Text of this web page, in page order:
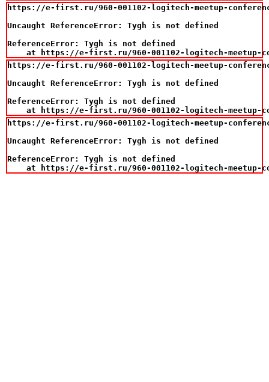
https://e-first.ru/960-001102-logitech-meetup-
Uncaught ReferenceError: Tygh is not defined
ReferenceError: Tygh is not defined
at https://e-first.ru/960-001102-logitech-meetup-
https://e-first.ru/960-001102-logitech-meetup-
Uncaught ReferenceError: Tygh is not defined
ReferenceError: Tygh is not defined
at https://e-first.ru/960-001102-logitech-meetup-
https://e-first.ru/960-001102-logitech-meetup-
Uncaught ReferenceError: Tygh is not defined
ReferenceError: Tygh is not defined
at https://e-first.ru/960-001102-logitech-meetup-